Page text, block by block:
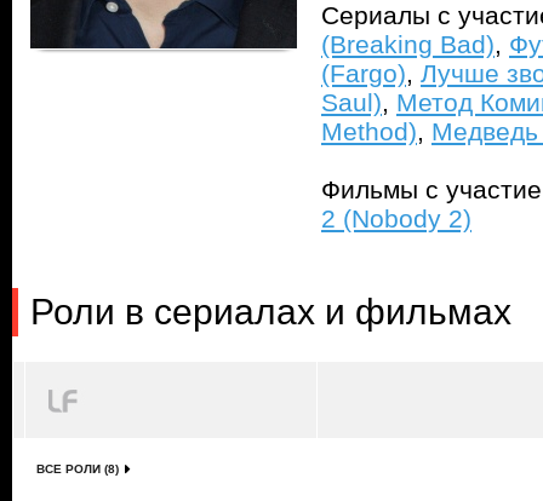
Сериалы с
(Breaking Bad),
(Fargo), Лучше
Saul), Метод
Method), Медведь
Фильмы с
2 (Nobody 2)
Роли в сериалах и фильмах
ВСЕ РОЛИ (8)